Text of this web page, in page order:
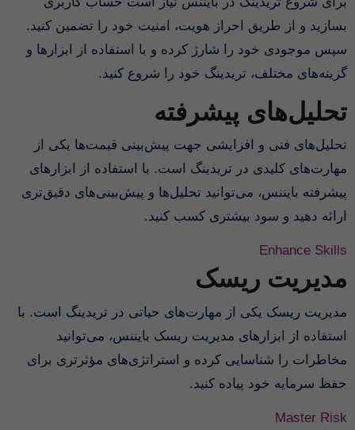
بسازید و از طریق احراز هویت، امنیت خود را تضمین کنید.
سپس موجودی خود را شارژ کرده و با استفاده از ابزارها و
گزینه‌های مختلف، تریدینگ خود را شروع کنید.
تحلیل‌های پیشرفته
تحلیل‌های فنی و افزایشی جهت پیش‌بینی قیمت‌ها یکی از
مهارت‌های کلیدی در تریدینگ است. با استفاده از ابزارهای
پیشرفته بایننس، می‌توانید تحلیل‌ها و پیش‌بینی‌های دقیق‌تری
ارائه دهید و سود بیشتری کسب کنید.
Enhance Skills
مدیریت ریسک
مدیریت ریسک یکی از مهارت‌های حیاتی در تریدینگ است. با
استفاده از ابزارهای مدیریت ریسک بایننس، می‌توانید
مخاطرات را شناسایی کرده و استراتژی‌های مؤثرتری برای
حفظ سرمایه خود پیاده کنید.
Master Risk